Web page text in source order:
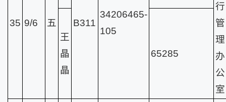
35 9/6 五 B311
34206465-
105
行
管
理
办
公
室
王
晶
晶
65285